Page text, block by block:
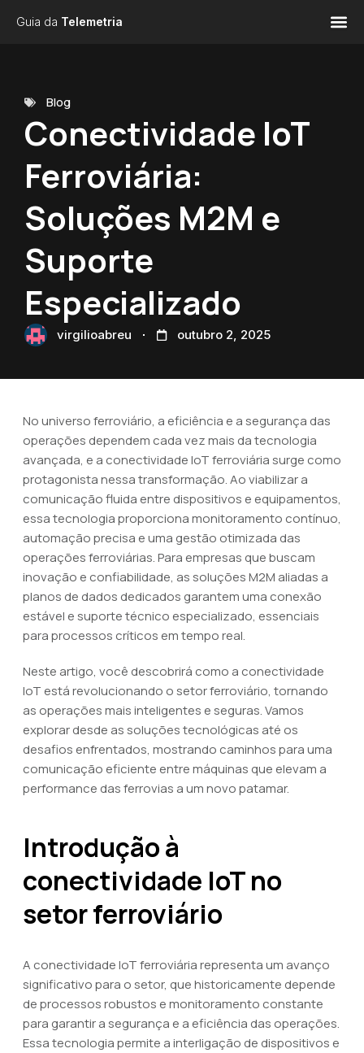
Guia da Telemetria
Blog
Conectividade IoT
Ferroviária:
Soluções M2M e
Suporte
Especializado
virgilioabreu outubro 2, 2025
No universo ferroviário, a eficiência e a segurança das
operações dependem cada vez mais da tecnologia
avançada, e a conectividade IoT ferroviária surge como
protagonista nessa transformação. Ao viabilizar a
comunicação fluida entre dispositivos e equipamentos,
essa tecnologia proporciona monitoramento contínuo,
automação precisa e uma gestão otimizada das
operações ferroviárias. Para empresas que buscam
inovação e confiabilidade, as soluções M2M aliadas a
planos de dados dedicados garantem uma conexão
estável e suporte técnico especializado, essenciais
para processos críticos em tempo real.
Neste artigo, você descobrirá como a conectividade
IoT está revolucionando o setor ferroviário, tornando
as operações mais inteligentes e seguras. Vamos
explorar desde as soluções tecnológicas até os
desafios enfrentados, mostrando caminhos para uma
comunicação eficiente entre máquinas que elevam a
performance das ferrovias a um novo patamar.
Introdução à
conectividade IoT no
setor ferroviário
A conectividade IoT ferroviária representa um avanço
significativo para o setor, que historicamente depende
de processos robustos e monitoramento constante
para garantir a segurança e a eficiência das operações.
Essa tecnologia permite a interligação de dispositivos e